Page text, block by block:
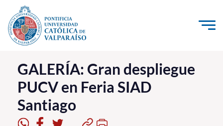
Click acá para ir directamente al contenido
La Universidad
Investigación, Creación e Innovación
PUCV Internacional
Vinculación con el Medio
GALERÍA: Gran despliegue
PUCV en Feria SIAD
Santiago